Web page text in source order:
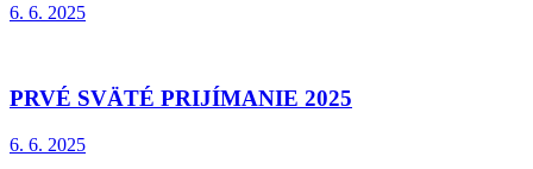
6. 6. 2025
PRVÉ SVÄTÉ PRIJÍMANIE 2025
6. 6. 2025